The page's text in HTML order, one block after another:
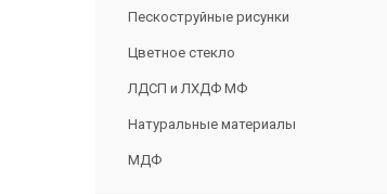
Пескоструйные рисунки
Цветное стекло
ЛДСП и ЛХДФ МФ
Натуральные материалы
МДФ